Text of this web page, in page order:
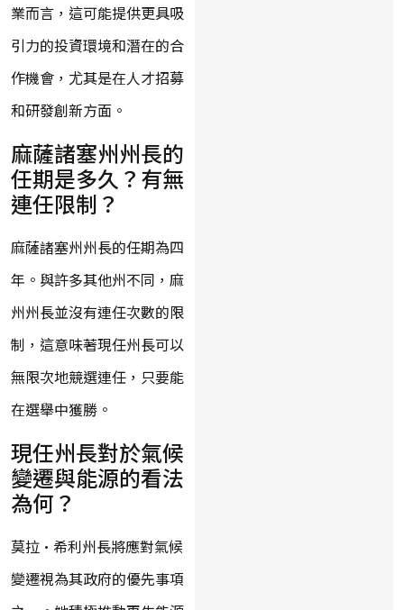
業而言，這可能提供更具吸
引力的投資環境和潛在的合
作機會，尤其是在人才招募
和研發創新方面。
麻薩諸塞州州長的
任期是多久？有無
連任限制？
麻薩諸塞州州長的任期為四
年。與許多其他州不同，麻
州州長並沒有連任次數的限
制，這意味著現任州長可以
無限次地競選連任，只要能
在選舉中獲勝。
現任州長對於氣候
變遷與能源的看法
為何？
莫拉·希利州長將應對氣候
變遷視為其政府的優先事項